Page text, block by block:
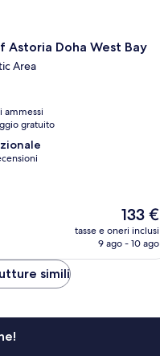
Astoria Doha West Bay
Area
ammessi
gratuito
Il
prezzo
attuale
133 €
tasse e oneri inclusi
9 ago - 10 ago
simili